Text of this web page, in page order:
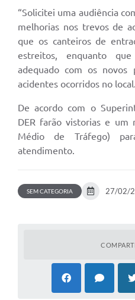
“Solicitei uma audiência
melhorias nos trevos de
que os canteiros de
estreitos, enquanto
adequado com os novos
acidentes ocorridos no
De acordo com o
DER farão vistorias e um
Médio de Tráfego)
atendimento.
SEM CATEGORIA 27/02/